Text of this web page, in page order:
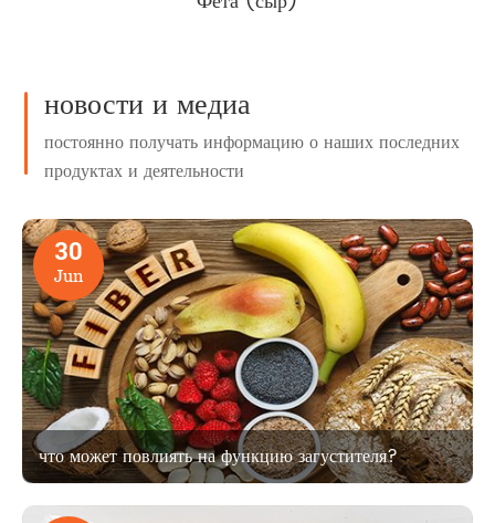
новости и медиа
постоянно получать информацию о наших последних
продуктах и деятельности
30
Jun
что может повлиять на функцию загустителя?